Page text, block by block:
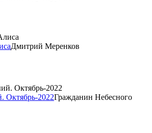
Дмитрий Меренков
Октябрь-2022Гражданин Небесного